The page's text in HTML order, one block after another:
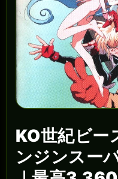
KO世紀ビー
ンジンスー